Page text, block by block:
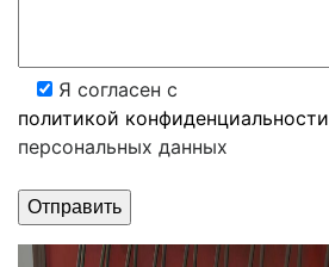
Я согласен с
политикой конфиденциальности
персональных данных